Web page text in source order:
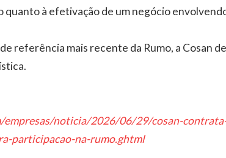
quanto à efetivação de um negócio
referência mais recente da Rumo, a Cosan
noticia/2026/06/29/cosan-
participacao-na-rumo.ghtml